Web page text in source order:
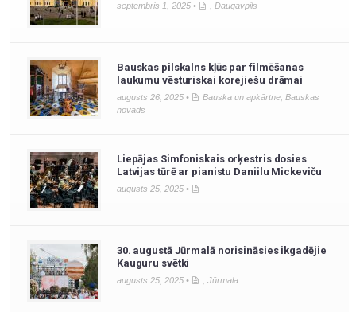
septembris 1, 2025 • Daugavpils
Bauskas pilskalns kļūs par filmēšanas
laukumu vēsturiskai korejiešu drāmai
augusts 26, 2025 • Bauska un apkārtne, Bauskas
novads
Liepājas Simfoniskais orķestris dosies
Latvijas tūrē ar pianistu Daniilu Mickeviču
augusts 25, 2025 •
30. augustā Jūrmalā norisināsies ikgadējie
Kauguru svētki
augusts 25, 2025 • Jūrmala